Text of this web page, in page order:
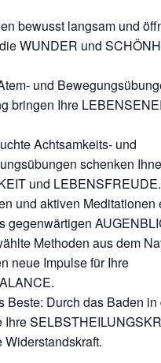
bewusst langsam und
WUNDER und
und
bringen Ihre
Achtsamkeits- und
schenken
und LEBENSFREUDE.
und aktiven Meditationen
gegenwärtigen
Methoden aus dem
neue Impulse für Ihre
Beste: Durch das Baden in
Ihre
Widerstandskraft.